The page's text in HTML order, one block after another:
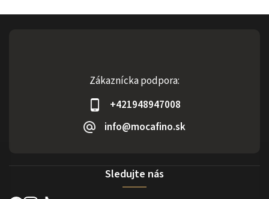
Zákaznícka podpora:
+421948947008
info@mocafino.sk
Sledujte nás